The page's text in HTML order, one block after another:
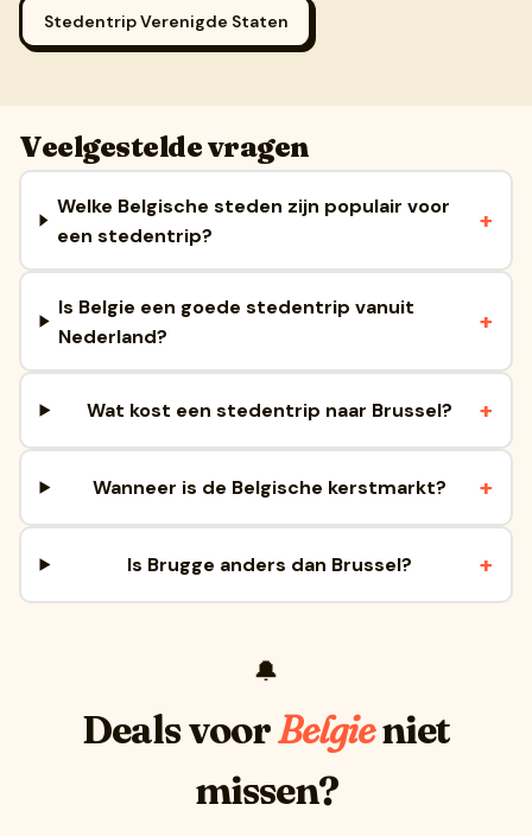
Stedentrip Verenigde Staten
Veelgestelde vragen
Welke Belgische steden zijn populair voor
een stedentrip?
Is Belgie een goede stedentrip vanuit
Nederland?
Wat kost een stedentrip naar Brussel?
Wanneer is de Belgische kerstmarkt?
Is Brugge anders dan Brussel?
🔔
Deals voorBelgieniet
missen?